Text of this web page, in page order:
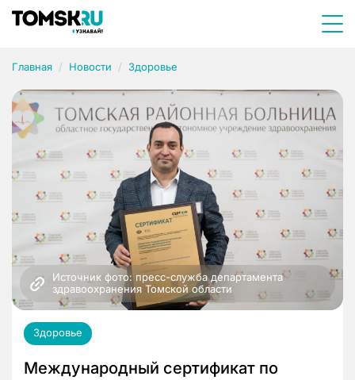
Главная Новости Здоровье
Источник фото: пресс-служба департамента
здравоохранения Томской области
Здоровье
Международный сертификат по